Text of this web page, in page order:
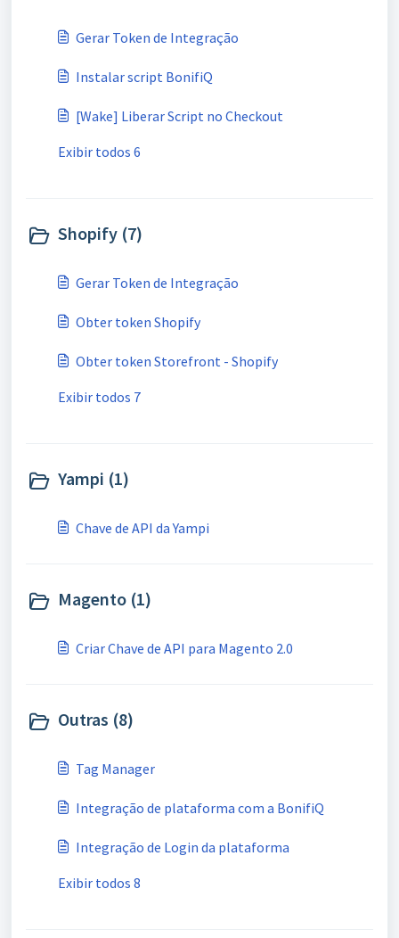
Gerar Token de Integração
Instalar script BonifiQ
[Wake] Liberar Script no Checkout
Exibir todos 6
Shopify (7)
Gerar Token de Integração
Obter token Shopify
Obter token Storefront - Shopify
Exibir todos 7
Yampi (1)
Chave de API da Yampi
Magento (1)
Criar Chave de API para Magento 2.0
Outras (8)
Tag Manager
Integração de plataforma com a BonifiQ
Integração de Login da plataforma
Exibir todos 8